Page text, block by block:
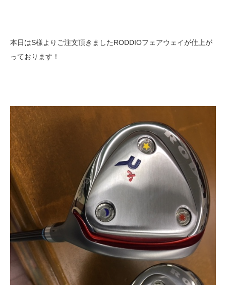
本日はS様よりご注文頂きましたRODDIOフェアウェイが仕上が
っております！